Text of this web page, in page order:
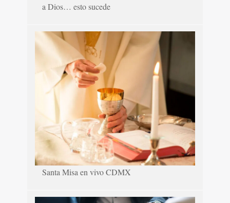
a Dios… esto sucede
Santa Misa en vivo CDMX